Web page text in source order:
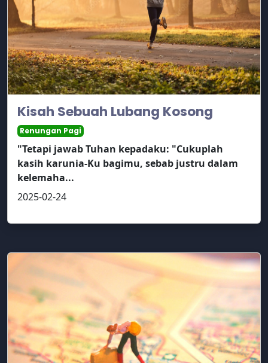
Kisah Sebuah Lubang Kosong
Renungan Pagi
"Tetapi jawab Tuhan kepadaku: "Cukuplah
kasih karunia-Ku bagimu, sebab justru dalam
kelemaha...
2025-02-24